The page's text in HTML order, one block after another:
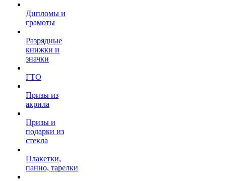
Дипломы и
грамоты
Разрядные
книжки и
значки
ГТО
Призы из
акрила
Призы и
подарки из
стекла
Плакетки,
панно, тарелки